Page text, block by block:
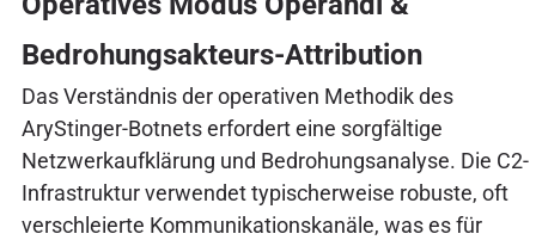
Bedrohungsakteurs-Attribution
Das Verständnis der operativen Methodik des
AryStinger-Botnets erfordert eine sorgfältige
Netzwerkaufklärung und Bedrohungsanalyse. Die C2-
Infrastruktur verwendet typischerweise robuste, oft
verschleierte Kommunikationskanäle, was es für